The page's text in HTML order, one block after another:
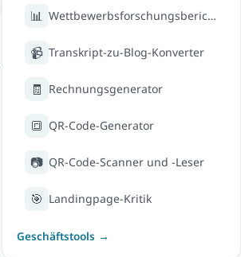
📊 Wettbewerbsforschungsbericht
📹 Transkript-zu-Blog-Konverter
🧾 Rechnungsgenerator
🔳 QR-Code-Generator
📷 QR-Code-Scanner und -Leser
🎯 Landingpage-Kritik
Geschäftstools →